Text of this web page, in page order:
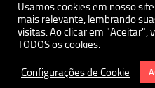
Políticas de Privacidade e
Termo e Condições de Uso do
Instituto de Estudos
Usamos cookies em nosso
mais relevante, lembrando
visitas. Ao clicar em "Aceitar",
TODOS os cookies.
Configurações de Cookie